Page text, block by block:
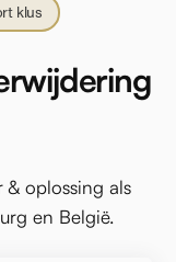
klus
oplossing als
en België.